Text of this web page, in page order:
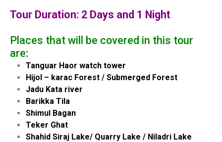
Tour Duration: 2 Days and 1 Night
Places that will be covered in this tour
are:
Tanguar Haor watch tower
Hijol – karac Forest / Submerged Forest
Jadu Kata river
Barikka Tila
Shimul Bagan
Teker Ghat
Shahid Siraj Lake/ Quarry Lake / Niladri Lake